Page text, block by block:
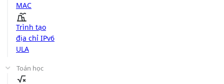
MAC
Trình tạo
địa chỉ IPv6
ULA
Toán học